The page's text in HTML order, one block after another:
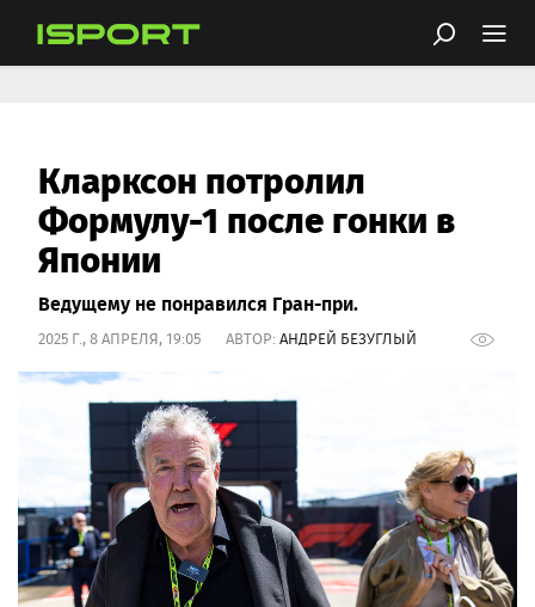
Кларксон потролил
Формулу-1 после гонки в
Японии
Ведущему не понравился Гран-при.
2025 Г., 8 АПРЕЛЯ, 19:05 АВТОР: АНДРЕЙ БЕЗУГЛЫЙ